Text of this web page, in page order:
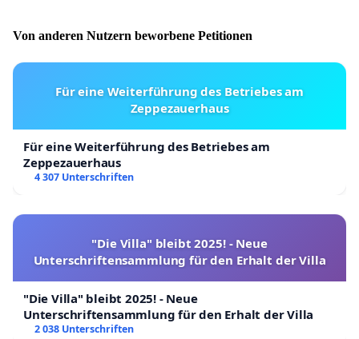
Von anderen Nutzern beworbene Petitionen
Für eine Weiterführung des Betriebes am
Zeppezauerhaus
Für eine Weiterführung des Betriebes am
Zeppezauerhaus
4 307 Unterschriften
"Die Villa" bleibt 2025! - Neue
Unterschriftensammlung für den Erhalt der Villa
"Die Villa" bleibt 2025! - Neue
Unterschriftensammlung für den Erhalt der Villa
2 038 Unterschriften